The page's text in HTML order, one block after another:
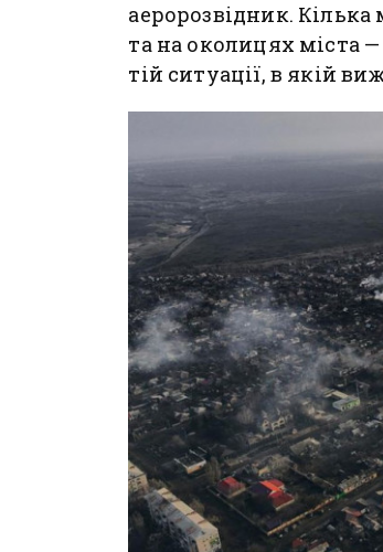
аеророзвідник. Кілька
та на околицях міста
тій ситуації, в якій